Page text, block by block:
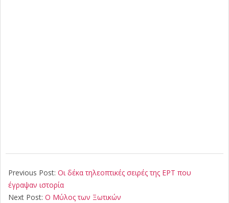
01-
01
Previous Post: Οι δέκα τηλεοπτικές σειρές της ΕΡΤ που
έγραψαν ιστορία
Next Post: Ο Μύλος των Ξωτικών